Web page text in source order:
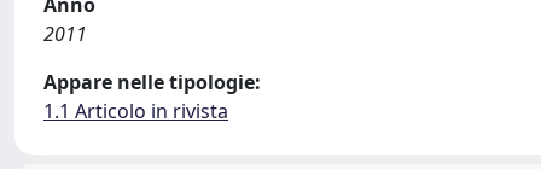
2011
Appare nelle tipologie:
1.1 Articolo in rivista